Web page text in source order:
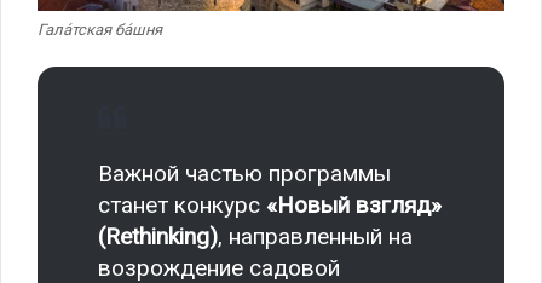
Гала́тская ба́шня
Важной частью программы
станет конкурс «Новый взгляд»
(Rethinking), направленный на
возрождение садовой